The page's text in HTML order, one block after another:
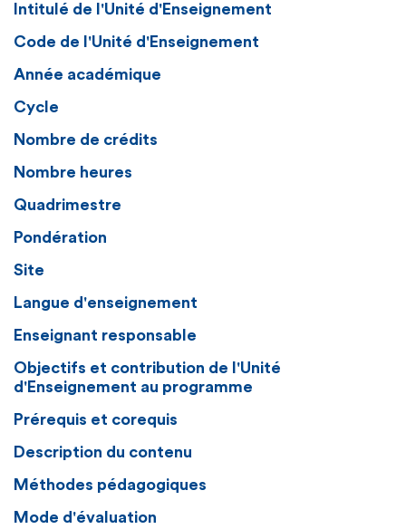
Intitulé de l'Unité d'Enseignement
Code de l'Unité d'Enseignement
Année académique
Cycle
Nombre de crédits
Nombre heures
Quadrimestre
Pondération
Site
Langue d'enseignement
Enseignant responsable
Objectifs et contribution de l'Unité
d'Enseignement au programme
Prérequis et corequis
Description du contenu
Méthodes pédagogiques
Mode d'évaluation